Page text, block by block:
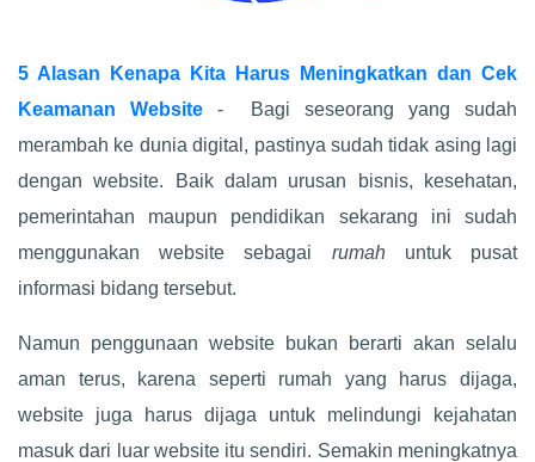
5 Alasan Kenapa Kita Harus Meningkatkan dan Cek
Keamanan Website - Bagi seseorang yang sudah
merambah ke dunia digital, pastinya sudah tidak asing lagi
dengan website. Baik dalam urusan bisnis, kesehatan,
pemerintahan maupun pendidikan sekarang ini sudah
menggunakan website sebagai rumah untuk pusat
informasi bidang tersebut.
Namun penggunaan website bukan berarti akan selalu
aman terus, karena seperti rumah yang harus dijaga,
website juga harus dijaga untuk melindungi kejahatan
masuk dari luar website itu sendiri. Semakin meningkatnya